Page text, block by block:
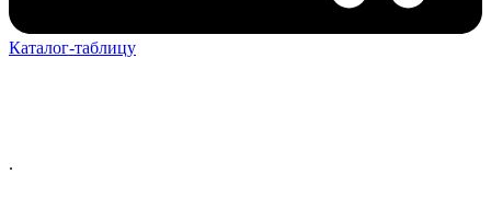
Каталог-таблицу
.